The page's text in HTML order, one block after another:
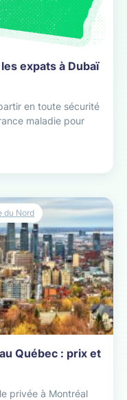
expats à Dubaï
en toute sécurité
maladie pour
Québec : prix et
privée à Montréal
du Nord